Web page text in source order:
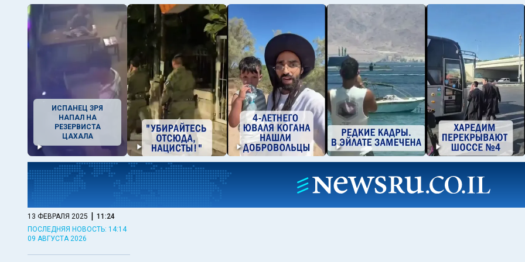
ИСПАНЕЦ ЗРЯ
НАПАЛ НА
РЕЗЕРВИСТА
ЦАХАЛА
13 ФЕВРАЛЯ 2025 | 11:24
ПОСЛЕДНЯЯ НОВОСТЬ: 14:14
09 АВГУСТА 2026